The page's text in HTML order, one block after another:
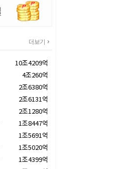
더보기
10조4209억
4조260억
2조6380억
2조6131억
2조1280억
1조8447억
1조5691억
1조5020억
1조4399억